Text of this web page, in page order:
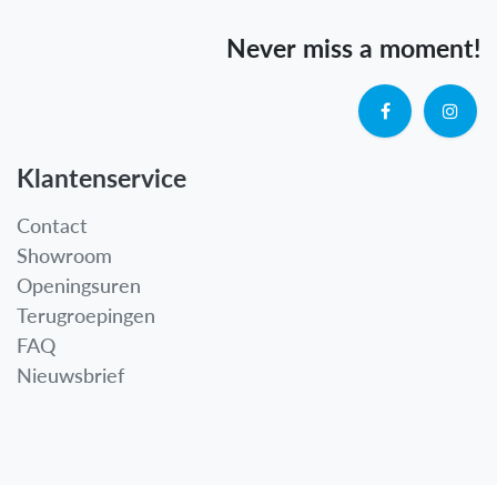
Never miss a moment!
Klantenservice
Contact
Showroom
Openingsuren
Terugroepingen
FAQ
Nieuwsbrief